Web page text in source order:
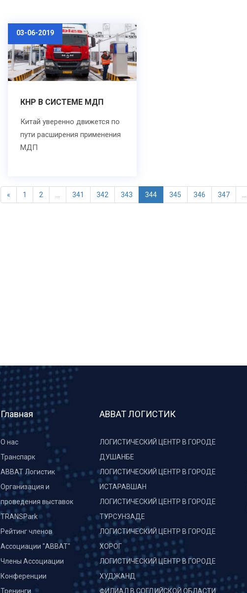
03-06-2019
КНР В СИСТЕМЕ МДП
Китай уверенно движется по
пути расширения применения
МДП
« 1 2 341 342 343 344 345 346 347
Главная
О нас
Транспарк
ABBAT Логистик
Организация и
проведения выставок
TRANSPark
Рейтинг членов
Ассоциации "АВВАТ"
Члены Ассоциации
Конференции
Тренинги
АВВАТ ЛОГИСТИК
ЛОГИСТИЧЕСКИЙ ЦЕНТР В ГОРОДЕ
ДУШАНБЕ
ЛОГИСТИЧЕСКИЙ ЦЕНТР В ГОРОДЕ
ИСТАРАВШАН
ЛОГИСТИЧЕСКИЙ ЦЕНТР В ГОРОДЕ
ТУРСУНЗАДЕ
ЛОГИСТИЧЕСКИЙ ЦЕНТР В ГОРОДЕ
ХОРОГ
ЛОГИСТИЧЕСКИЙ ЦЕНТР В ГОРОДЕ
ХУДЖАНД
ФИЛИАЛ В СОГДИЙСКОЙ ОБЛАСТИ